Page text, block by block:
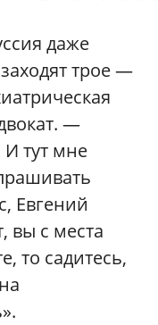
даже
трое —
—
тут мне
Евгений
вы с места
то садитесь,